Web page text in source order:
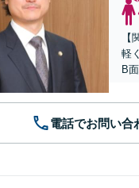
軽
B
電話でお問い合